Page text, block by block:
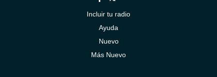
Incluir tu radio
Ayuda
Nuevo
Más Nuevo